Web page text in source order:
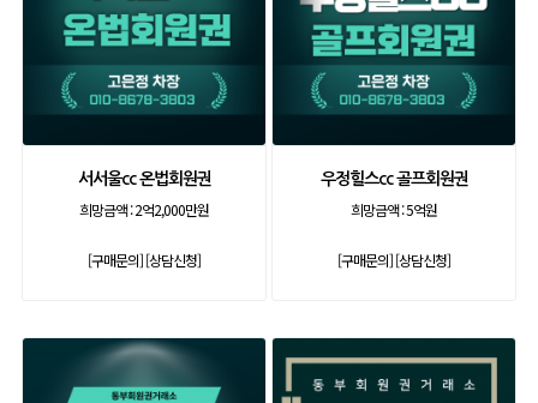
서서울cc 온법회원권
희망금액 :2억2,000만원
[구매문의][상담신청]
우정힐스cc 골프회원권
희망금액 :5억원
[구매문의][상담신청]